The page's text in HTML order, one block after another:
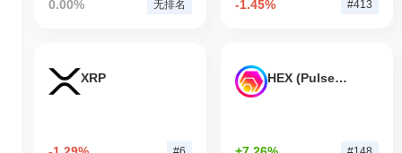
0.00% 无排名 -1.45% #413
XRP HEX (Pulsechain)